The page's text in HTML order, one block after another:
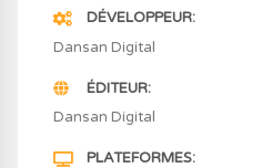
DÉVELOPPEUR
Dansan Digital
ÉDITEUR
Dansan Digital
PLATEFORMES